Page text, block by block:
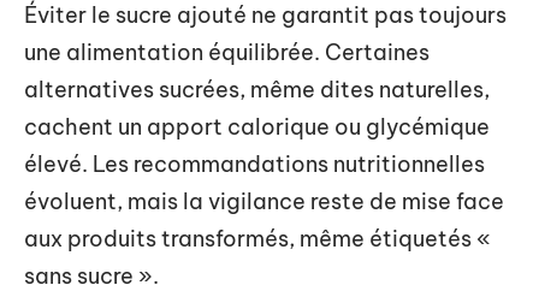
Éviter le sucre ajouté ne garantit pas toujours
une alimentation équilibrée. Certaines
alternatives sucrées, même dites naturelles,
cachent un apport calorique ou glycémique
élevé. Les recommandations nutritionnelles
évoluent, mais la vigilance reste de mise face
aux produits transformés, même étiquetés «
sans sucre ».